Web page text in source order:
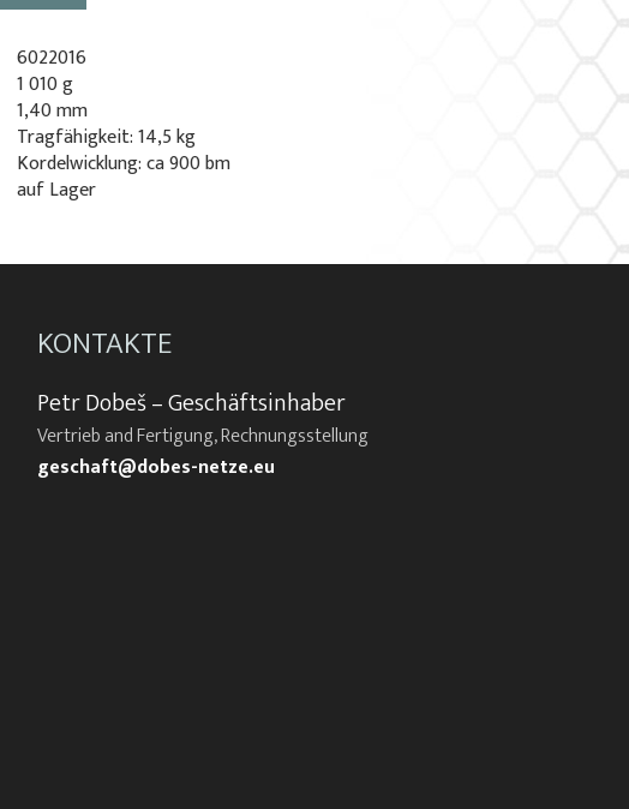
6022016
1 010 g
1,40 mm
Tragfähigkeit: 14,5 kg
Kordelwicklung: ca 900 bm
auf Lager
KONTAKTE
Petr Dobeš – Geschäftsinhaber
Vertrieb and Fertigung, Rechnungsstellung
geschaft@dobes-netze.eu